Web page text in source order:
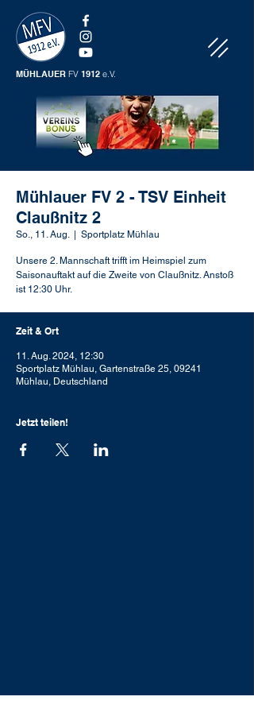
MÜHLAUER FV 1912 e.V.
Mühlauer FV 2 - TSV Einheit
Claußnitz 2
So., 11. Aug.
  |
Sportplatz Mühlau
Unsere 2. Mannschaft trifft im Heimspiel zum
Saisonauftakt auf die Zweite von Claußnitz. Anstoß
ist 12:30 Uhr.
Zeit & Ort
11. Aug. 2024, 12:30
Sportplatz Mühlau, Gartenstraße 25, 09241
Mühlau, Deutschland
Jetzt teilen!